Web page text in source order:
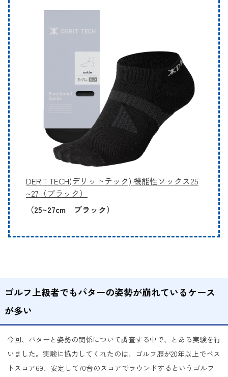
DERIT TECH(デリットテック) 機能性ソックス25
~27（ブラック）
（25~27cm ブラック）
ゴルフ上級者でもパターの姿勢が崩れているケース
が多い
今回、パターと姿勢の関係について調査する中で、とある実験を行
いました。実験に協力してくれたのは、ゴルフ歴が20年以上でベス
トスコア69、安定して70台のスコアでラウンドするというゴルフ